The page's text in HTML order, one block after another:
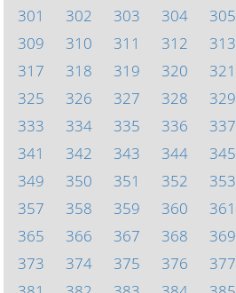
301
302 303 304 305
309
310 311 312 313
317
318 319 320 321
325
326 327 328 329
333
334 335 336 337
341
342 343 344 345
349
350 351 352 353
357
358 359 360 361
365
366 367 368 369
373
374 375 376 377